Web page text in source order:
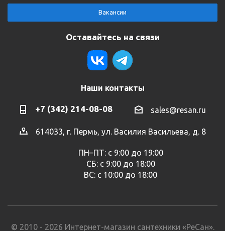
Вакансии
Оставайтесь на связи
Наши контакты
+7 (342) 214-08-08 sales@resan.ru
614033, г. Пермь, ул. Василия Васильева, д. 8
ПН–ПТ: с 9:00 до 19:00
СБ: с 9:00 до 18:00
ВС: с 10:00 до 18:00
© 2010 - 2026 Интернет-магазин сантехники «РеСан».